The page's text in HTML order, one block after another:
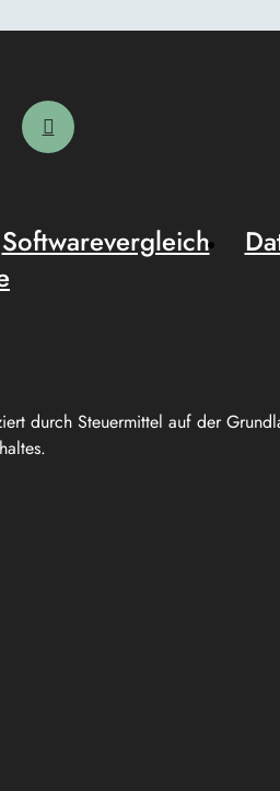
durch Steuermittel auf der
Softwarevergleich